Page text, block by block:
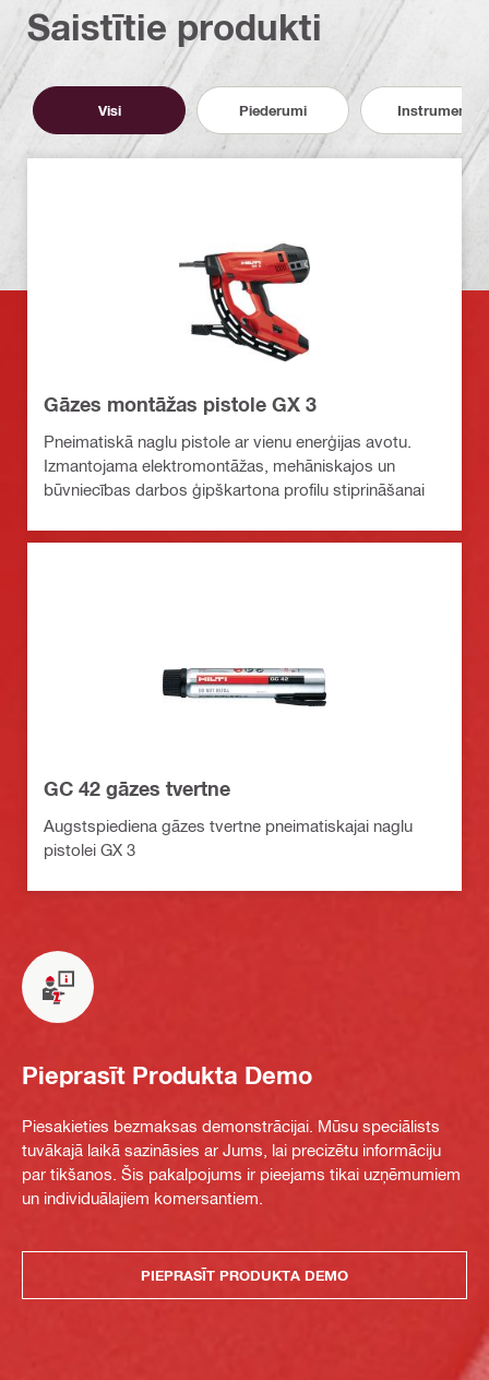
Saistītie produkti
Visi Piederumi Instrumenti
Gāzes montāžas pistole GX 3
Pneimatiskā naglu pistole ar vienu enerģijas avotu.
Izmantojama elektromontāžas, mehāniskajos un
būvniecības darbos ģipškartona profilu stiprināšanai
GC 42 gāzes tvertne
Augstspiediena gāzes tvertne pneimatiskajai naglu
pistolei GX 3
Pieprasīt Produkta Demo
Piesakieties bezmaksas demonstrācijai. Mūsu speciālists
tuvākajā laikā sazināsies ar Jums, lai precizētu informāciju
par tikšanos. Šis pakalpojums ir pieejams tikai uzņēmumiem
un individuālajiem komersantiem.
PIEPRASĪT PRODUKTA DEMO